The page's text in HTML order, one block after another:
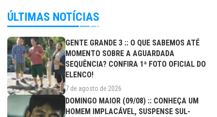
ÚLTIMAS NOTÍCIAS
GENTE GRANDE 3 :: O QUE SABEMOS ATÉ
MOMENTO SOBRE A AGUARDADA
SEQUÊNCIA? CONFIRA 1ª FOTO OFICIAL DO
ELENCO!
7 de agosto de 2026
DOMINGO MAIOR (09/08) :: CONHEÇA UM
HOMEM IMPLACÁVEL, SUSPENSE SUL-